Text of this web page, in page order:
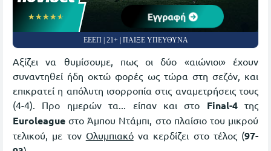
☆☆☆☆☆
★★★★★
Εγγραφή
ΕΕΕΠ | 21+ | ΠΑΙΞΕ ΥΠΕΥΘΥΝΑ
Αξίζει να θυμίσουμε, πως οι δύο «αιώνιοι» έχουν
συναντηθεί ήδη οκτώ φορές ως τώρα στη σεζόν, και
επικρατεί η απόλυτη ισορροπία στις αναμετρήσεις τους
(4-4). Προ ημερών τα... είπαν και στο Final-4της
Euroleague στο Άμπου Ντάμπι, στο πλαίσιο του μικρού
τελικού, με τον Ολυμπιακόνα κερδίζει στο τέλος (97-